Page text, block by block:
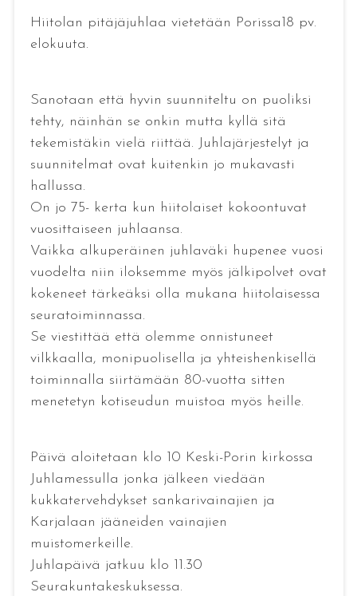
Hiitolan pitäjäjuhlaa vietetään Porissa18 pv.
elokuuta.
Sanotaan että hyvin suunniteltu on puoliksi
tehty, näinhän se onkin mutta kyllä sitä
tekemistäkin vielä riittää. Juhlajärjestelyt ja
suunnitelmat ovat kuitenkin jo mukavasti
hallussa.
On jo 75- kerta kun hiitolaiset kokoontuvat
vuosittaiseen juhlaansa.
Vaikka alkuperäinen juhlaväki hupenee vuosi
vuodelta niin iloksemme myös jälkipolvet ovat
kokeneet tärkeäksi olla mukana hiitolaisessa
seuratoiminnassa.
Se viestittää että olemme onnistuneet
vilkkaalla, monipuolisella ja yhteishenkisellä
toiminnalla siirtämään 80-vuotta sitten
menetetyn kotiseudun muistoa myös heille.
Päivä aloitetaan klo 10 Keski-Porin kirkossa
Juhlamessulla jonka jälkeen viedään
kukkatervehdykset sankarivainajien ja
Karjalaan jääneiden vainajien
muistomerkeille.
Juhlapäivä jatkuu klo 11.30
Seurakuntakeskuksessa.